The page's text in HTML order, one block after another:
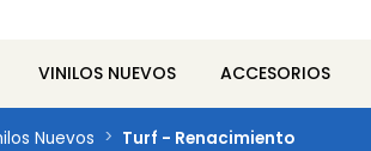
VINILOS NUEVOS ACCESORIOS
Nuevos Turf - Renacimiento